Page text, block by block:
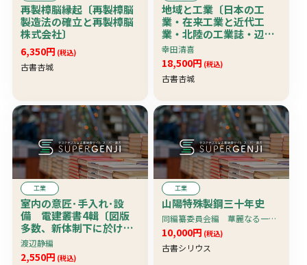
再製樟脳縁起〔再製樟脳
製造法の確立と再製樟脳
株式会社〕
6,350円 (税込)
古書杏城
地域と工業〔日本の工
業・在来工業と近代工
業・北陸の工業誌・辺縁
地域の工業誌・人口工業
人口へ沈潜3態〕 珍本
幸田清喜
18,500円 (税込)
古書杏城
工業
室内の意匠･手入れ･設
備 電建叢書4輯〔図版
多数、新体制下に於ける
住宅の設備・家庭の防空
暗幕の実際他〕
渡辺静編
2,550円 (税込)
工業
山陽特殊製鋼三十年史
同編纂委員会編 華麗なる一族・キムタク銘柄
10,000円 (税込)
古書シリウス